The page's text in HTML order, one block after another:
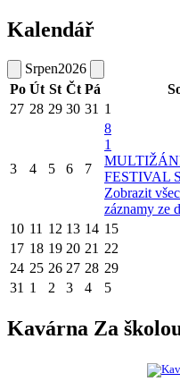
Kalendář
Srpen2026
Po Út St Čt Pá
27 28 29 30 31 1
3 4 5 6 7
8
1
FESTIVAL
Zobrazit
záznamy ze
10 11 12 13 14 15
17 18 19 20 21 22
24 25 26 27 28 29
31 1 2 3 4 5
Kavárna Za